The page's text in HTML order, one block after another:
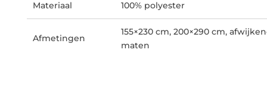
Materiaal 100% polyester
Afmetingen
155×230 cm, 200×290 cm,
maten